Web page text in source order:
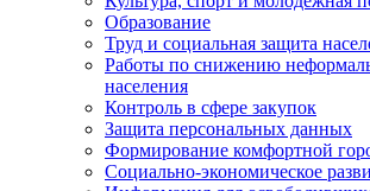
Образование
Труд и социальная защита
Работы по снижению
населения
Контроль в сфере закупок
Защита персональных данных
Формирование комфортной
Социально-экономическое